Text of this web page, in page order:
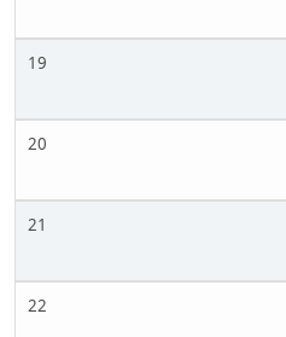
19
20
21
22